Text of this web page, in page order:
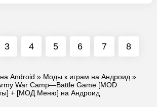
3 4 5 6 7 8
Android » Моды к играм на Андроид »
War Camp—Battle Game [MOD
+ [МОД Меню] на Андроид